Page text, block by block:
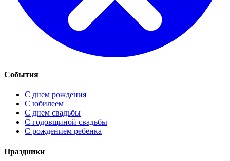
События
С днем рождения
С юбилеем
С днем свадьбы
С годовщиной свадьбы
С рождением ребенка
Праздники